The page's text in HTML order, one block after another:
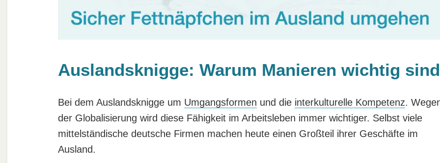
Auslandsknigge: Warum Manieren wichtig sind
Bei dem Auslandsknigge um Umgangsformen und die interkulturelle Kompetenz.
der Globalisierung wird diese Fähigkeit im Arbeitsleben immer wichtiger. Selbst viele
mittelständische deutsche Firmen machen heute einen Großteil ihrer Geschäfte im
Ausland.